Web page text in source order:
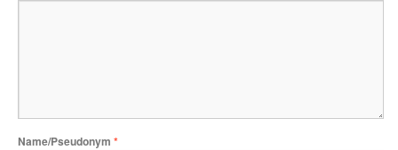
Name/Pseudonym *